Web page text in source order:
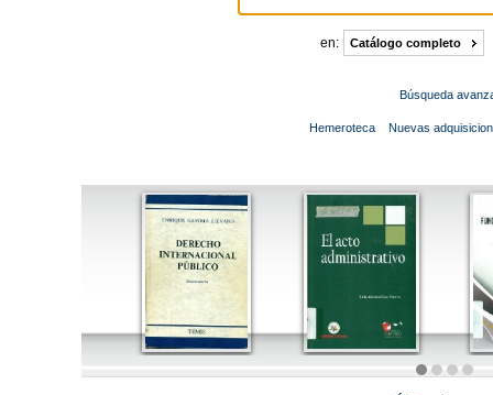
en: Catálogo completo
Búsqueda
Hemeroteca Nuevas